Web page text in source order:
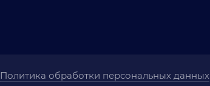
Политика обработки персональных данных